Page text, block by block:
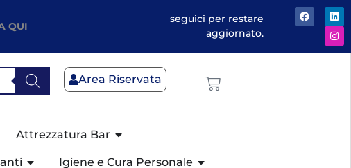
QUI
seguici per restare
aggiornato.
Area Riservata
Attrezzatura Bar
Igiene e Cura Personale